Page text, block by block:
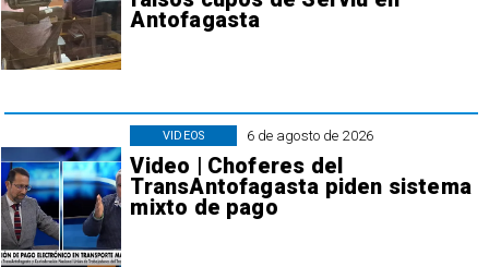
Antofagasta
6 de agosto de 2026
Video | Choferes del
TransAntofagasta piden sistema
mixto de pago
VIDEOS